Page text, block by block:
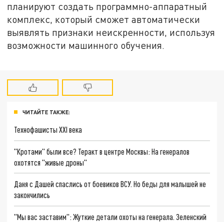
планируют создать программно-аппаратный
комплекс, который сможет автоматически
выявлять признаки неискренности, используя
возможности машинного обучения.
ЧИТАЙТЕ ТАКЖЕ:
Технофашисты XXI века
"Кротами" были все? Теракт в центре Москвы: На генералов
охотятся "живые дроны"
Даня с Дашей спаслись от боевиков ВСУ. Но беды для малышей не
закончились
"Мы вас заставим": Жуткие детали охоты на генерала. Зеленский